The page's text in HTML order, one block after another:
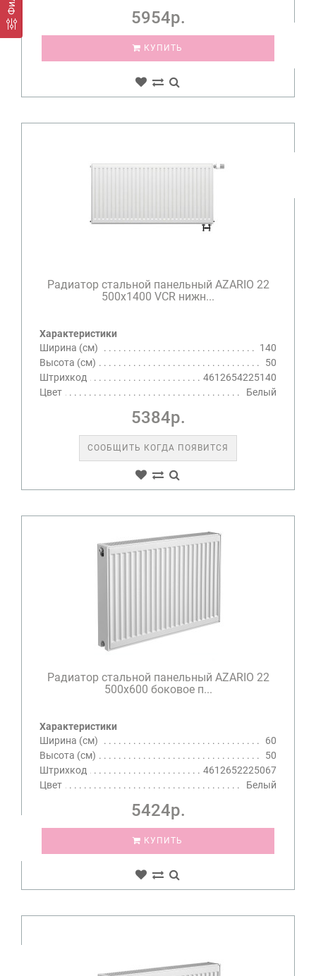
5954р.
КУПИТЬ
Радиатор стальной панельный AZARIO 22
500х1400 VCR нижн...
Характеристики
Ширина (см)
140
Высота (см)
50
Штрихкод
4612654225140
Цвет
Белый
5384р.
СООБЩИТЬ КОГДА ПОЯВИТСЯ
Радиатор стальной панельный AZARIO 22
500х600 боковое п...
Характеристики
Ширина (см)
60
Высота (см)
50
Штрихкод
4612652225067
Цвет
Белый
5424р.
КУПИТЬ